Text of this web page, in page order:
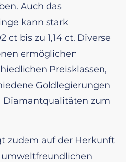
Auch das
kann stark
ct bis zu 1,14 ct. Diverse
ermöglichen
Preisklassen,
Goldlegierungen
Diamantqualitäten zum
zudem auf der Herkunft